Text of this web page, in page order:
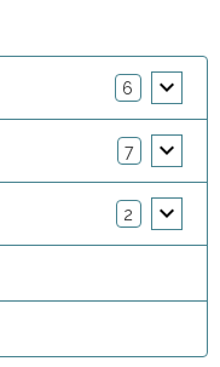
6
7
2